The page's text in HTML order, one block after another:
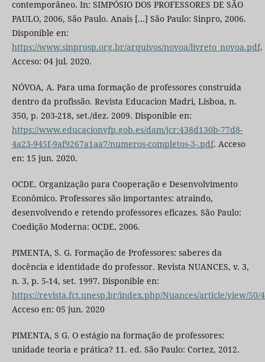
contemporâneo. In: SIMPÓSIO DOS PROFESSORES DE SÃO
PAULO, 2006, São Paulo. Anais [...] São Paulo: Sinpro, 2006.
Disponible en:
https://www.sinprosp.org.br/arquivos/novoa/livreto_novoa.pdf.
Acceso: 04 jul. 2020.
NÓVOA, A. Para uma formação de professores construída
dentro da profissão. Revista Educacion Madri, Lisboa, n.
350, p. 203-218, set./dez. 2009. Disponible en:
https://www.educacionyfp.gob.es/dam/jcr:438d130b-77d8-
4a23-945f-9af9267a1aa7/numeros-completos-3-.pdf. Acceso
en: 15 jun. 2020.
OCDE. Organização para Cooperação e Desenvolvimento
Econômico. Professores são importantes: atraindo,
desenvolvendo e retendo professores eficazes. São Paulo:
Coedição Moderna: OCDE, 2006.
PIMENTA, S. G. Formação de Professores: saberes da
docência e identidade do professor. Revista NUANCES, v. 3,
n. 3, p. 5-14, set. 1997. Disponible en:
https://revista.fct.unesp.br/index.php/Nuances/article/view/50/
Acceso en: 05 jun. 2020
PIMENTA, S G. O estágio na formação de professores:
unidade teoria e prática? 11. ed. São Paulo: Cortez, 2012.